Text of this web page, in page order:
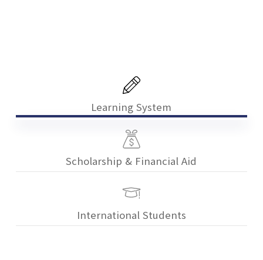
Learning System
Scholarship & Financial Aid
International Students